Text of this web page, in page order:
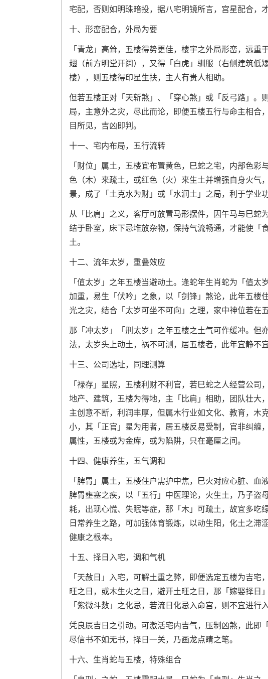
宅配，否则如明珠暗投，据八宅明镜所言，宫星配合，
十、形峦配合，外局为要
「青龙」高耸，五楼得势更佳，楼宇之外局形峦，远
翅（前方明堂开阔），又得「白虎」驯服（右侧建筑低
楼），则五楼得印星生扶，主人有贵人相助。
但若五楼正对「天斩煞」、「穿心煞」或「反弓路」。
局，主意外之灾，尽此而论，即便五楼五行与命主相合
目所见，吉凶即判。
十一、宅内布局，五行流转
「财位」属土，五楼宜布置黄色，巳蛇之宅，内部色
色（木）来疏土，或红色（火）来生土并增强自身火气
景，成了「土克水为财」或「水润土」之局，利于学业功
从「比肩」之义，客厅可放置马形摆件，因午马与巳蛇
结于卧室，床下忌堆放杂物，保持气流畅通，才能使「
土。
十二、流年太岁，重叠效应
「值太岁」之年五楼当避动土。逢蛇年生肖蛇为「值
加重，易生「伏吟」之象，以「剑锋」煞论，此年五楼
光之灾，结合「太岁可坐不可向」之理，家中神位若在
那「冲太岁」「刑太岁」之年五楼之土气可作缓冲。但
法，太岁头上动土，祸不可测，居五楼者，此年宜静不宜
十三、公司选址，同理测算
「禄存」星照，五楼利财不利官，若巳蛇之人经营公
地产、建筑，五楼为得地，主「比肩」相助，团队壮大
主创意不断，利润丰厚，但属木行业如文化、教育，木
小，其「正官」星为用者，居五楼反易受制，官非纠缠
属性，五楼或为金库，或为陷阱，只在毫厘之间。
十四、健康养生，五气调和
「脾胃」属土，五楼住户需护中焦，巳火对应心脏、
脾胃壅塞之疾，以「五行」中医理论，火生土，乃子盗
耗，出现心慌、失眠等症，那「木」可疏土，故宜多吃
日常养生之路，可加强体育锻炼，以动生阳，化土之滞
健康之根本。
十五、择日入宅，调和气机
「天赦日」入宅，可解土重之弊，即便选定五楼为吉
旺之日，或木生火之日，避开土旺之日，那「嫁娶择日
「紫微斗数」之化忌，若流日化忌入命宫，则不宜进行
凭良辰吉日之引动。可激活宅内吉气，压制凶煞，此即
尽信书不如无书，择日一关，乃画龙点睛之笔。
十六、生肖蛇与五楼，特殊组合